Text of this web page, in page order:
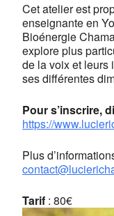
Cet atelier est
enseignante en
Bioénergie
explore plus
de la voix et leurs
ses différentes
Pour s’inscrire,
https://
Plus
Tarif : 80€